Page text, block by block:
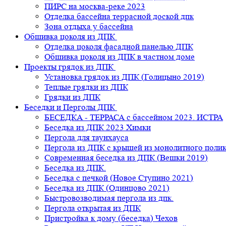
ПИРС на москва-реке 2023
Отделка бассейна террасной доской дпк
Зона отдыха у бассейна
Обшивка цоколя из ДПК
Отделка цоколя фасадной панелью ДПК
Обшивка цоколя из ДПК в частном доме
Проекты грядок из ДПК
Установка грядок из ДПК (Голицыно 2019)
Теплые грядки из ДПК
Грядки из ДПК
Беседки и Перголы ДПК
БЕСЕДКА - ТЕРРАСА с бассейном 2023. ИСТРА
Беседка из ДПК 2023 Химки
Пергола для таунхауса
Пергола из ДПК с крышей из монолитного
Современная беседка из ДПК (Вешки 2019)
Беседка из ДПК.
Беседка с печкой (Новое Ступино 2021)
Беседка из ДПК (Одинцово 2021)
Быстровозводимая пергола из дпк.
Пергола открытая из ДПК
Пристройка к дому (беседка) Чехов